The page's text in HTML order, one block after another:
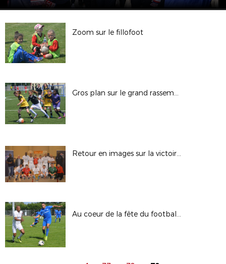
Zoom sur le fillofoot
Gros plan sur le grand rassemblement fillofoot
Retour en images sur la victoire de Torcy
Au coeur de la fête du football ultra-marin, le sacre de l'US Nett en images